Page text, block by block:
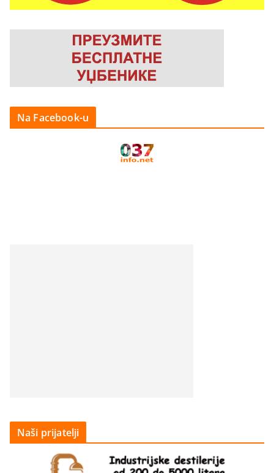
Na Facebook-u
Naši prijatelji